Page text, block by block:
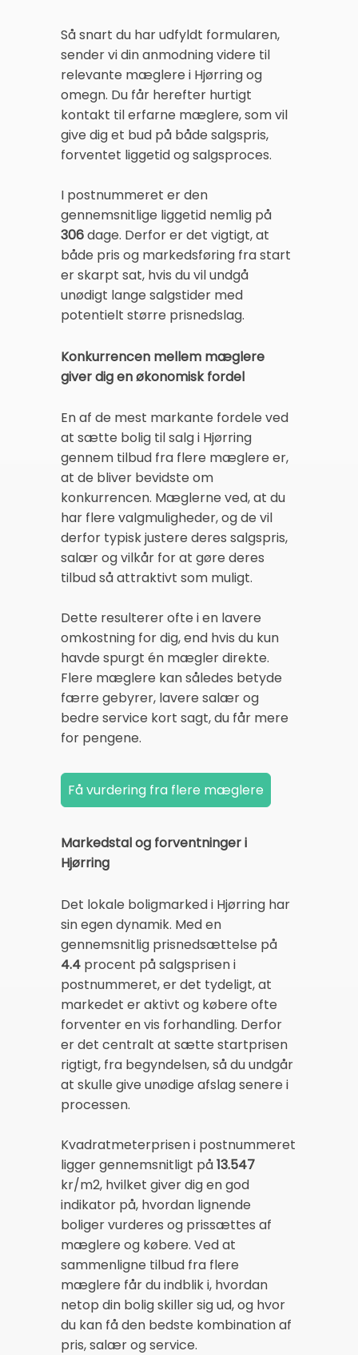
Så snart du har udfyldt formularen,
sender vi din anmodning videre til
relevante mæglere i Hjørring og
omegn. Du får herefter hurtigt
kontakt til erfarne mæglere, som vil
give dig et bud på både salgspris,
forventet liggetid og salgsproces.
I postnummeret er den
gennemsnitlige liggetid nemlig på
306dage. Derfor er det vigtigt, at
både pris og markedsføring fra start
er skarpt sat, hvis du vil undgå
unødigt lange salgstider med
potentielt større prisnedslag.
Konkurrencen mellem mæglere
giver dig en økonomisk fordel
En af de mest markante fordele ved
at sætte bolig til salg i Hjørring
gennem tilbud fra flere mæglere er,
at de bliver bevidste om
konkurrencen. Mæglerne ved, at du
har flere valgmuligheder, og de vil
derfor typisk justere deres salgspris,
salær og vilkår for at gøre deres
tilbud så attraktivt som muligt.
Dette resulterer ofte i en lavere
omkostning for dig, end hvis du kun
havde spurgt én mægler direkte.
Flere mæglere kan således betyde
færre gebyrer, lavere salær og
bedre service kort sagt, du får mere
for pengene.
Markedstal og forventninger i
Hjørring
Det lokale boligmarked i Hjørring har
sin egen dynamik. Med en
gennemsnitlig prisnedsættelse på
4.4 procent på salgsprisen i
postnummeret, er det tydeligt, at
markedet er aktivt og købere ofte
forventer en vis forhandling. Derfor
er det centralt at sætte startprisen
rigtigt, fra begyndelsen, så du undgår
at skulle give unødige afslag senere i
processen.
Kvadratmeterprisen i postnummeret
ligger gennemsnitligt på13.547
kr/m2, hvilket giver dig en god
indikator på, hvordan lignende
boliger vurderes og prissættes af
mæglere og købere. Ved at
sammenligne tilbud fra flere
mæglere får du indblik i, hvordan
netop din bolig skiller sig ud, og hvor
du kan få den bedste kombination af
pris, salær og service.